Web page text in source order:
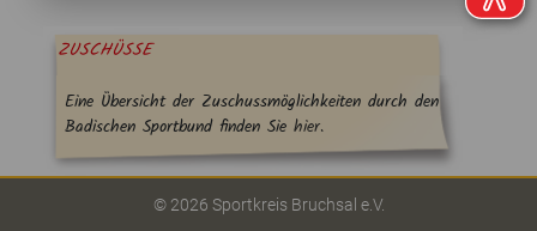
ZUSCHÜSSE
Eine Übersicht der Zuschussmöglichkeiten durch den
Badischen Sportbund finden Sie hier.
© 2026 Sportkreis Bruchsal e.V.